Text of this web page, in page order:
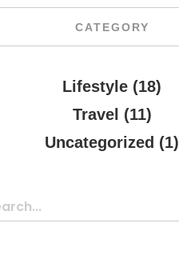
CATEGORY
Lifestyle (18)
Travel (11)
Uncategorized (1)